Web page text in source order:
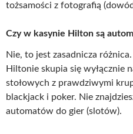
tożsamości z fotografią
Czy w kasynie Hilton są
Nie, to jest zasadnicza
Hiltonie skupia się wyłącznie
stołowych z prawdziwymi
blackjack i poker. Nie
automatów do gier (slotów).